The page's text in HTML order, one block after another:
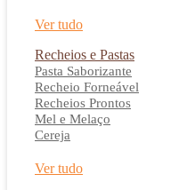
Ver tudo
Recheios e Pastas
Pasta Saborizante
Recheio Forneável
Recheios Prontos
Mel e Melaço
Cereja
Ver tudo